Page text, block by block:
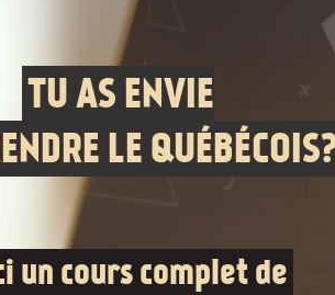
TU AS ENVIE
LE
un cours complet de